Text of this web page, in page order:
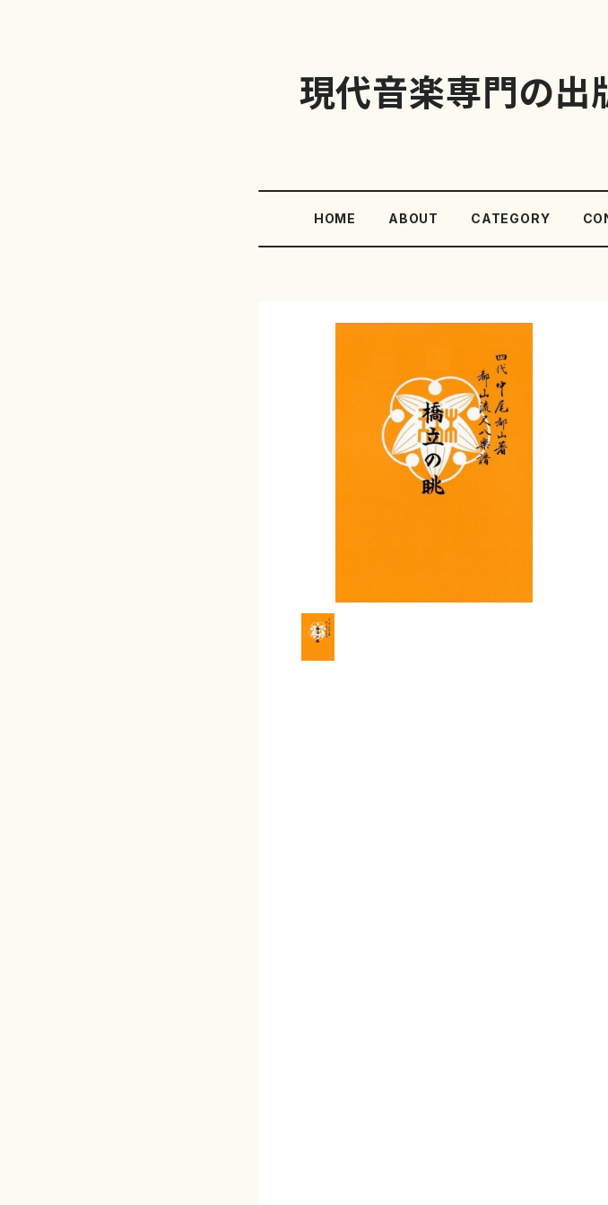
現代音楽専門の
HOME ABOUT CATEGORY